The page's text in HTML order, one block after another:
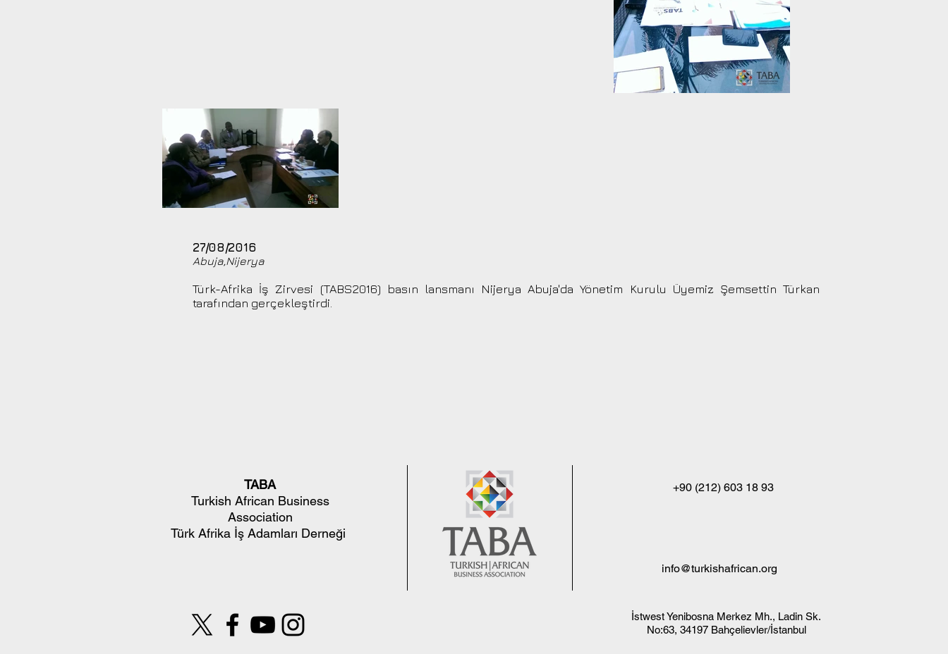
27/08/2016
Abuja,Nijerya
Türk-Afrika İş Zirvesi (TABS2016) basın lansmanı Nijerya Abuja'da Yönetim Kurulu Üyemiz Şemsettin Türkan
tarafından gerçekleştirdi.
TABA
Turkish African Business
Association
Türk Afrika İş Adamları Derneği
+90 (212) 603 18 93
info@turkishafrican.org
İstwest Yenibosna Merkez Mh., Ladin Sk.
No:63, 34197 Bahçelievler/İstanbul